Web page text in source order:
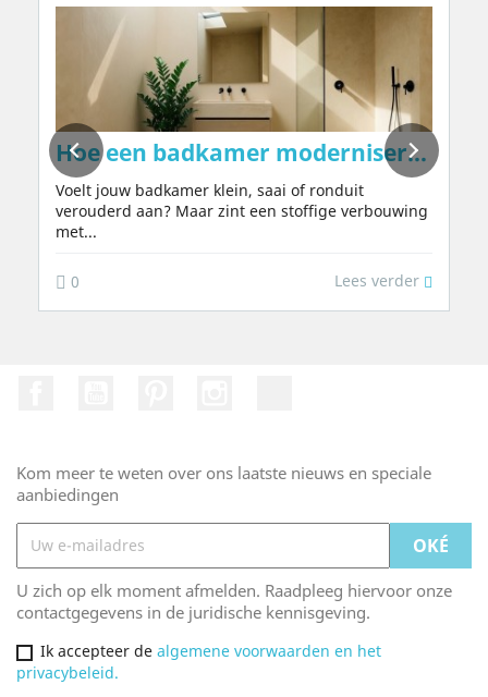
– natuurlijk, zonder chemicaliën of
Hoe een badkamer moderniseren in
Voelt jouw badkamer klein, saai of ronduit
verouderd aan? Maar zint een stoffige verbouwing
met...
0 Lees verder
Kom meer te weten over ons laatste nieuws en speciale
aanbiedingen
U zich op elk moment afmelden. Raadpleeg hiervoor onze
contactgegevens in de juridische kennisgeving.
Ik accepteer de algemene voorwaarden en het
privacybeleid.